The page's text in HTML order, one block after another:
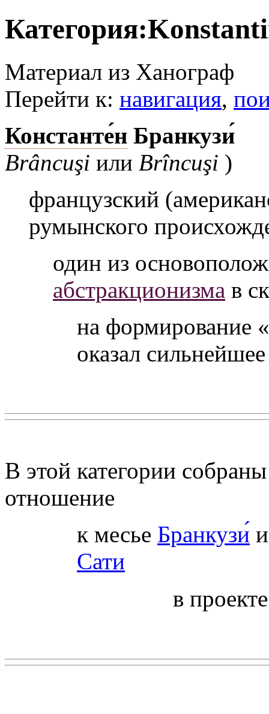
Материал из Ханограф
Перейти к: навигация,
Константе́н Бранкузи́
Brâncuşi или Brîncuşi )
французский
румынского
один из
абстракционизма в
на формирование
оказал
В этой категории
отношение
к месье Бранкузи́
Сати
в